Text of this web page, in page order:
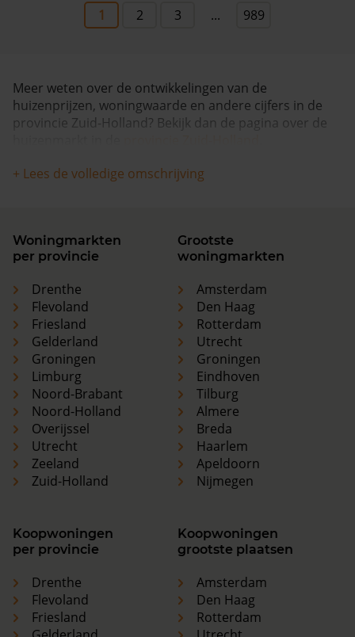
1 2 3 ... 989
Meer weten over de ontwikkelingen van de
huizenprijzen, woningwaarde en andere cijfers in de
provincie Zuid-Holland? Bekijk dan de pagina over de
+ Lees de volledige omschrijving
Woningmarkten
per provincie
Drenthe
Flevoland
Friesland
Gelderland
Groningen
Limburg
Noord-Brabant
Noord-Holland
Overijssel
Utrecht
Zeeland
Zuid-Holland
Grootste
woningmarkten
Amsterdam
Den Haag
Rotterdam
Utrecht
Groningen
Eindhoven
Tilburg
Almere
Breda
Haarlem
Apeldoorn
Nijmegen
Koopwoningen
per provincie
Drenthe
Flevoland
Friesland
Koopwoningen
grootste plaatsen
Amsterdam
Den Haag
Rotterdam